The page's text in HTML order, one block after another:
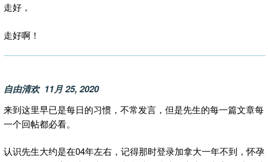
走好，
走好啊！
自由清欢 11月 25, 2020
来到这里早已是每日的习惯，不常发言，但是先生的每一篇文章每
一个回帖都必看。
认识先生大约是在04年左右，记得那时登录加拿大一年不到，怀孕